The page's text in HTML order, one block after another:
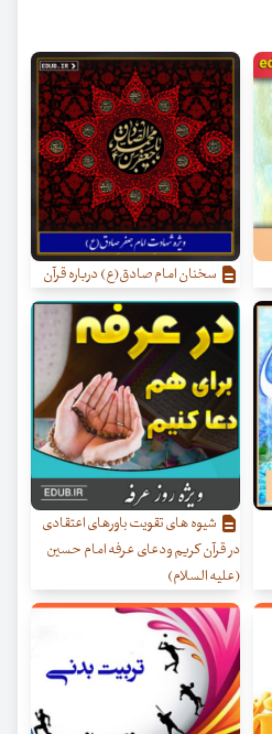
سخنان امام صادق(ع) درباره قرآن
شیوه های تقویت باورهای اعتقادی
در قرآن کریم ودعای عرفه امام حسین
(علیه السلام)